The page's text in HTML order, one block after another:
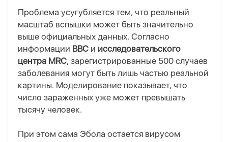
Проблема усугубляется тем, что реальный
масштаб вспышки может быть значительно
выше официальных данных. Согласно
информации BBC и исследовательского
центра MRC, зарегистрированные 500 случаев
заболевания могут быть лишь частью реальной
картины. Моделирование показывает, что
число зараженных уже может превышать
тысячу человек.
При этом сама Эбола остается вирусом